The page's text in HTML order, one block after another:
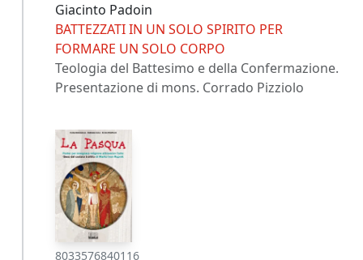
Giacinto Padoin
BATTEZZATI IN UN SOLO SPIRITO PER
FORMARE UN SOLO CORPO
Teologia del Battesimo e della Confermazione.
Presentazione di mons. Corrado Pizziolo
8033576840116